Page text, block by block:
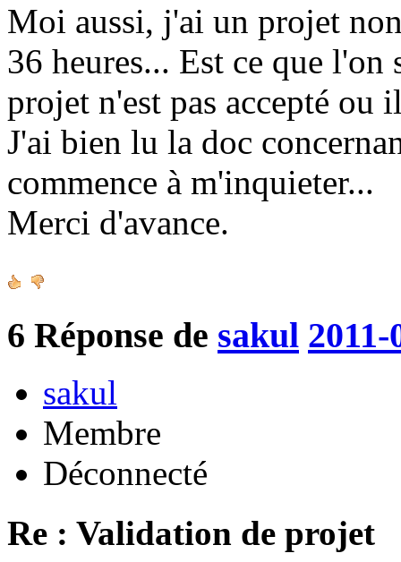
Moi aussi, j'ai un projet
36 heures... Est ce que l'on
projet n'est pas accepté ou
J'ai bien lu la doc
commence à m'inquieter...
Merci d'avance.
6 Réponse de sakul
sakul
Membre
Déconnecté
Re : Validation de projet